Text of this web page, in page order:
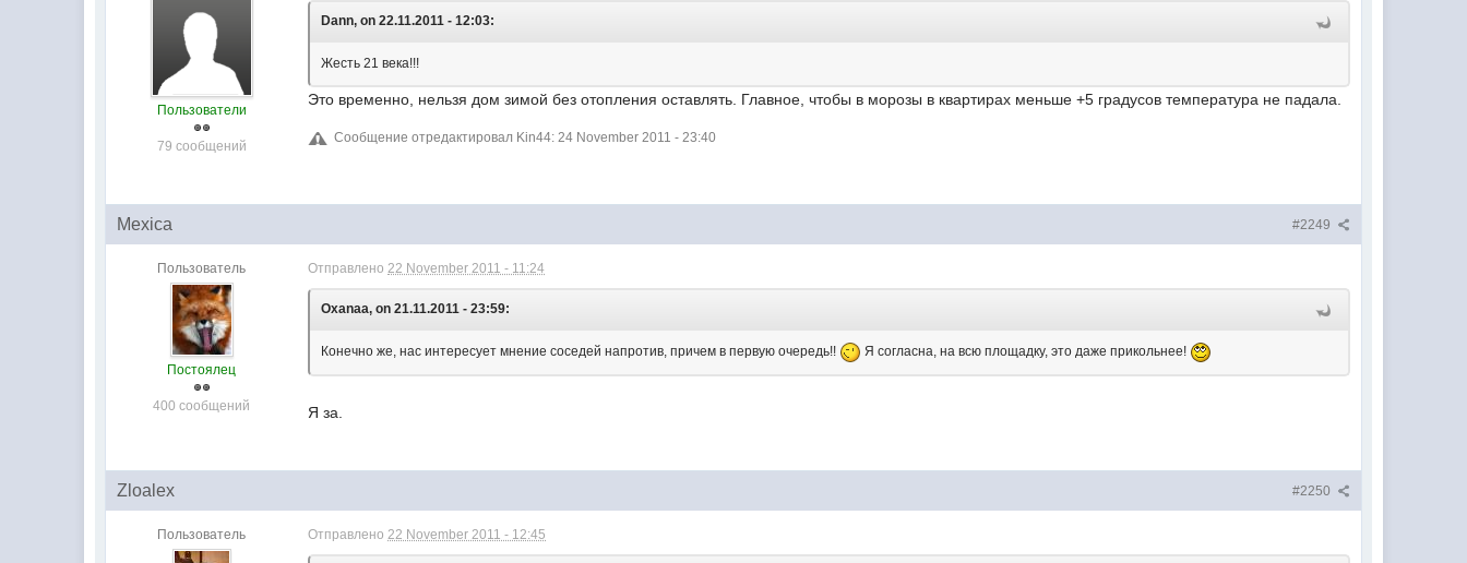
Пользователи
79 сообщений
Dann, on 22.11.2011 - 12:03:
Жесть 21 века!!!
Это временно, нельзя дом зимой без отопления оставлять. Главное, чтобы в морозы в квартирах меньше +5 градусов температура не падала.
Сообщение отредактировал Kin44: 24 November 2011 - 23:40
#2249
Mexica
Пользователь
Постоялец
400 сообщений
Отправлено22 November 2011 - 11:24
Oxanaa, on 21.11.2011 - 23:59:
Конечно же, нас интересует мнение соседей напротив, причем в первую очередь!! Я согласна, на всю площадку, это даже прикольнее!
Я за.
#2250
Zloalex
Пользователь Отправлено22 November 2011 - 12:45